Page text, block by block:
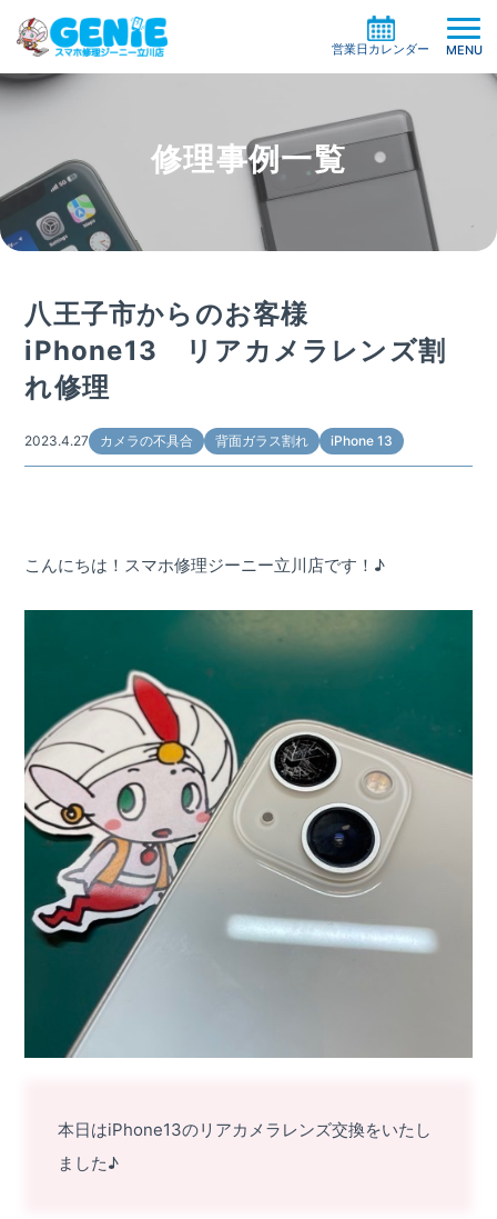
MENU
営業日カレンダー
修理料金の検索
機種一覧から探す
症状別一覧から探す
買取サービス
ケイタイサポート
修理の流れ
お役立ち情報
お客様の声
よくある質問
店舗情報
お知らせ
割引キャンペーン
お問い合わせ
修理事例一覧
八王子市からのお客様
iPhone13 リアカメラレンズ割
れ修理
2023.4.27 カメラの不具合 背面ガラス割れ iPhone 13
こんにちは！スマホ修理ジーニー立川店です！♪
本日はiPhone13のリアカメラレンズ交換をいたし
ました♪